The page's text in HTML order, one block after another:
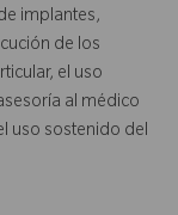
implantes,
de los
el uso
al médico
uso sostenido del